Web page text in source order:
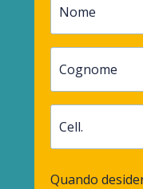
Cognome
Cell.
Quando